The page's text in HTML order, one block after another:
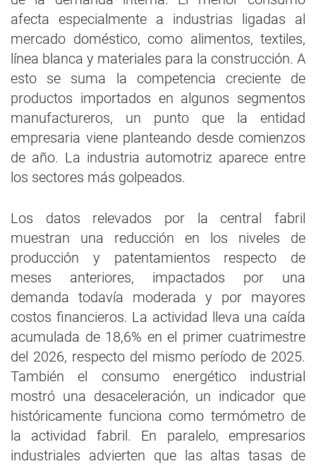
afecta especialmente a industrias ligadas al
mercado doméstico, como alimentos, textiles,
línea blanca y materiales para la construcción. A
esto se suma la competencia creciente de
productos importados en algunos segmentos
manufactureros, un punto que la entidad
empresaria viene planteando desde comienzos
de año. La industria automotriz aparece entre
los sectores más golpeados.
Los datos relevados por la central fabril
muestran una reducción en los niveles de
producción y patentamientos respecto de
meses anteriores, impactados por una
demanda todavía moderada y por mayores
costos financieros. La actividad lleva una caída
acumulada de 18,6% en el primer cuatrimestre
del 2026, respecto del mismo período de 2025.
También el consumo energético industrial
mostró una desaceleración, un indicador que
históricamente funciona como termómetro de
la actividad fabril. En paralelo, empresarios
industriales advierten que las altas tasas de